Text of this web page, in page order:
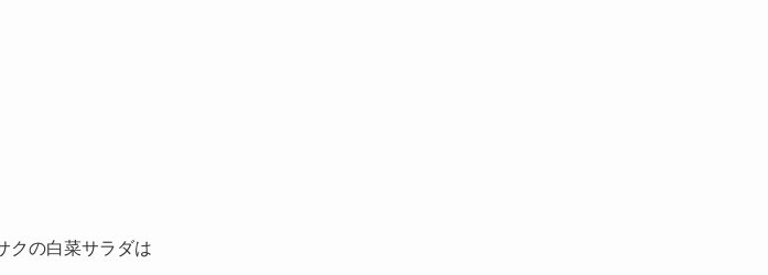
クの白菜サラダは